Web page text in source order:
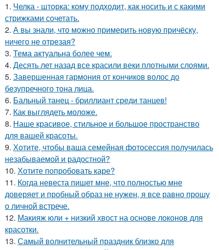
1. Челка - шторка: кому подходит, как носить и с какими
стрижками сочетать.
2. А вы знали, что можно примерить новую причёску,
ничего не отрезая?
3. Тема актуальна более чем.
4. Десять лет назад все красили веки плотными слоями.
5. Завершенная гармония от кончиков волос до
безупречного тона лица.
6. Бальный танец - бриллиант среди танцев!
7. Как выглядеть моложе.
8. Наше красивое, стильное и большое пространство
для вашей красоты.
9. Хотите, чтобы ваша семейная фотосессия получилась
незабываемой и радостной?
10. Хотите попробовать каре?
11. Когда невеста пишет мне, что полностью мне
доверяет и пробный образ не нужен, я все равно прошу
о личной встрече.
12. Макияж юли + низкий хвост на основе локонов для
красотки.
13. Самый волнительный праздник близко для